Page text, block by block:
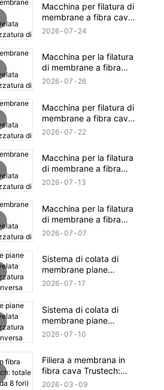
Macchina per filatura di
membrane a fibra cava
Trustech: rivelata
2026 07 24
Macchina per la filatura
di membrane a fibra
cava Trustech: rivelata
2026 07 26
Macchina per filatura di
membrane a fibra cava
Trustech: rivelata
2026 07 22
Macchina per la filatura
di membrane a fibra
cava Trustech: rivelata
2026 07 13
Macchina per la filatura
di membrane a fibra
cava Trustech: rivelata
2026 07 07
Sistema di colata di
membrane piane
Trustech: rivelata
2026 07 17
Sistema di colata di
membrane piane
Trustech: rivelata
2026 07 10
Filiera a membrana in
fibra cava Trustech:
totale 16 fori (due da 8
2026 03 09